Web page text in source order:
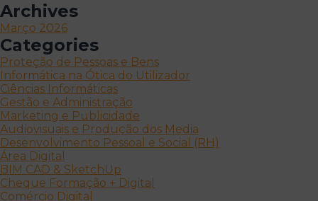
Archives
Março 2026
Categories
Proteção de Pessoas e Bens
Informática na Ótica do Utilizador
Ciências Informáticas
Gestão e Administração
Marketing e Publicidade
Audiovisuais e Produção dos Media
Desenvolvimento Pessoal e Social (RH)
Área Digital
BIM CAD & SketchUp
Cheque Formação + Digital
Comércio Digital